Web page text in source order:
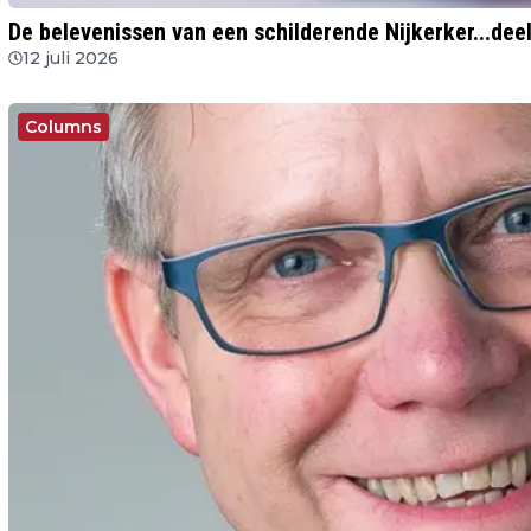
De belevenissen van een schilderende
12 juli 2026
Columns